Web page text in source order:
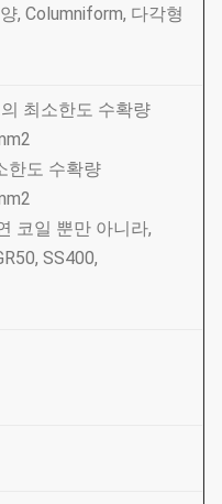
, Columniform, 다각형
최소한도 수확량
한도 수확량
코일 뿐만 아니라,
SS400,